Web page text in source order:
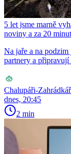
5 let jsme marně
noviny a za 20
Na jaře a na
partnery a připravují
Chalupáři-
dnes, 20:45
2 min